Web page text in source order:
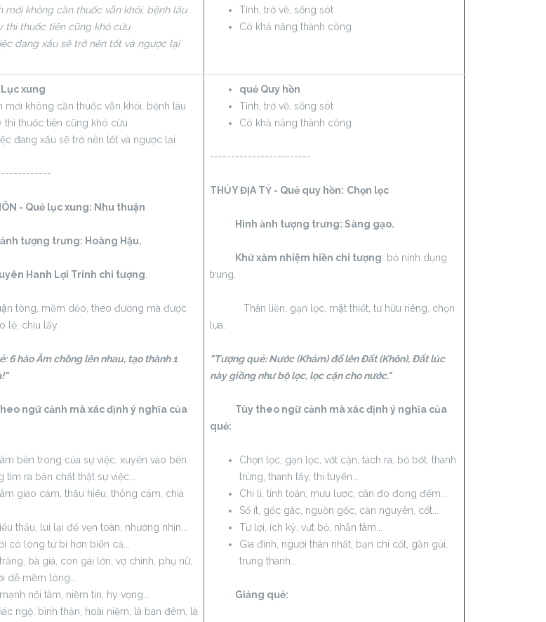
mới không cần thuốc vẫn khỏi, bệnh lâu
thì thuốc tiên cũng khó cứu
đang xấu sẽ trở nên tốt và ngược lại
Tỉnh, trở về, sống sót
Có khả năng thành công
xung
mới không cần thuốc vẫn khỏi, bệnh lâu
thì thuốc tiên cũng khó cứu
đang xấu sẽ trở nên tốt và ngược lại
- Quẻ lục xung: Nhu thuận
ảnh tượng trưng: Hoàng Hậu.
Hanh Lợi Trinh chi tượng
mềm dẻo, theo đường mà được
lẽ, chịu lấy.
6 hào Âm chồng lên nhau, tạo thành 1
ngữ cảnh mà xác định ý nghĩa của
bên trong của sự việc, xuyên vào bên
tìm ra bản chất thật sự việc...
giao cảm, thấu hiểu, thông cảm, chia
thấu, lui lại để vẹn toàn, nhường nhịn...
có lòng từ bi hơn biển cả...
bà già, con gái lớn, vợ chính, phụ nữ,
dễ mềm lòng...
nội tâm, niềm tin, hy vọng...
ngộ, bình thản, hoài niệm, là ban đêm, là
quẻ Quy hồn
Tỉnh, trở về, sống sót
Có khả năng thành công
------------------------
THỦY ĐỊA TỶ - Quẻ quy hồn: Chọn lọc
Hình ảnh tượng trưng: Sàng gạo.
Khứ xàm nhiệm hiền chi tượng: bỏ nịnh dụng
trung.
Thân liền, gạn lọc, mật thiết, tư hữu riêng, chọn
lựa.
"Tượng quẻ: Nước (Khảm) đổ lên Đất (Khôn), Đất lúc
này giồng như bộ lọc, lọc cặn cho nước."
Tùy theo ngữ cảnh mà xác định ý nghĩa của
quẻ:
Chọn lọc, gạn lọc, vớt cặn, tách ra, bỏ bớt, thanh
trừng, thanh tẩy, thi tuyển...
Chi li, tính toán, mưu lược, cân đo đong đếm...
Số ít, gốc gác, nguồn gốc, căn nguyên, cốt...
Tư lợi, ích kỷ, vứt bỏ, nhẫn tâm...
Gia đình, người thân nhất, bạn chí cốt, gần gủi,
trung thành...
Giảng quẻ: